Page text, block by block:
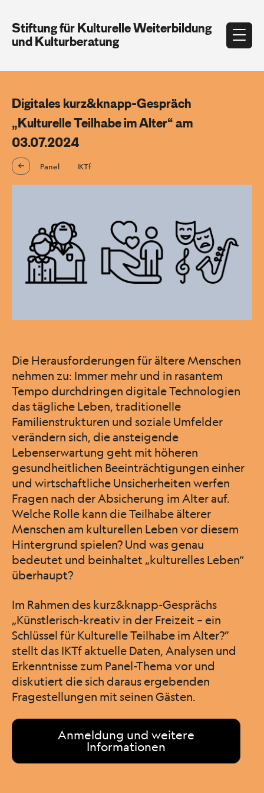
Stiftung für Kulturelle Weiterbildung
und Kulturberatung
Digitales kurz&knapp-Gespräch
„Kulturelle Teilhabe im Alter“ am
03.07.2024
Panel IKTf
Die Herausforderungen für ältere Menschen
nehmen zu: Immer mehr und in rasantem
Tempo durchdringen digitale Technologien
das tägliche Leben, traditionelle
Familienstrukturen und soziale Umfelder
verändern sich, die ansteigende
Lebenserwartung geht mit höheren
gesundheitlichen Beeinträchtigungen einher
und wirtschaftliche Unsicherheiten werfen
Fragen nach der Absicherung im Alter auf.
Welche Rolle kann die Teilhabe älterer
Menschen am kulturellen Leben vor diesem
Hintergrund spielen? Und was genau
bedeutet und beinhaltet „kulturelles Leben“
überhaupt?
Im Rahmen des kurz&knapp-Gesprächs
„Künstlerisch-kreativ in der Freizeit – ein
Schlüssel für Kulturelle Teilhabe im Alter?”
stellt das IKTf aktuelle Daten, Analysen und
Erkenntnisse zum Panel-Thema vor und
diskutiert die sich daraus ergebenden
Fragestellungen mit seinen Gästen.
Anmeldung und weitere
Informationen